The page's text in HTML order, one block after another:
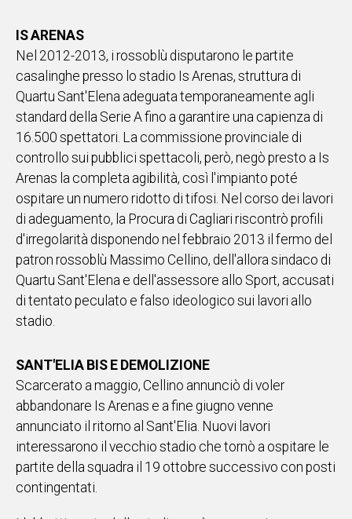
IS ARENAS
Nel 2012-2013, i rossoblù disputarono le partite
casalinghe presso lo stadio Is Arenas, struttura di
Quartu Sant'Elena adeguata temporaneamente agli
standard della Serie A fino a garantire una capienza di
16.500 spettatori. La commissione provinciale di
controllo sui pubblici spettacoli, però, negò presto a Is
Arenas la completa agibilità, così l'impianto poté
ospitare un numero ridotto di tifosi. Nel corso dei lavori
di adeguamento, la Procura di Cagliari riscontrò profili
d'irregolarità disponendo nel febbraio 2013 il fermo del
patron rossoblù Massimo Cellino, dell'allora sindaco di
Quartu Sant'Elena e dell'assessore allo Sport, accusati
di tentato peculato e falso ideologico sui lavori allo
stadio.
SANT'ELIA BIS E DEMOLIZIONE
Scarcerato a maggio, Cellino annunciò di voler
abbandonare Is Arenas e a fine giugno venne
annunciato il ritorno al Sant'Elia. Nuovi lavori
interessarono il vecchio stadio che tornò a ospitare le
partite della squadra il 19 ottobre successivo con posti
contingentati.